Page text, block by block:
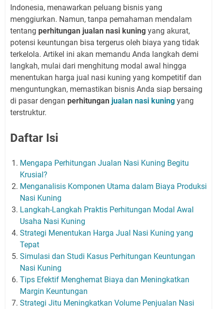
Indonesia, menawarkan peluang bisnis yang
menggiurkan. Namun, tanpa pemahaman mendalam
tentang perhitungan jualan nasi kuning yang akurat,
potensi keuntungan bisa tergerus oleh biaya yang tidak
terkelola. Artikel ini akan memandu Anda langkah demi
langkah, mulai dari menghitung modal awal hingga
menentukan harga jual nasi kuning yang kompetitif dan
menguntungkan, memastikan bisnis Anda siap bersaing
di pasar dengan perhitungan jualan nasi kuning yang
terstruktur.
Daftar Isi
Mengapa Perhitungan Jualan Nasi Kuning Begitu
Krusial?
Menganalisis Komponen Utama dalam Biaya Produksi
Nasi Kuning
Langkah-Langkah Praktis Perhitungan Modal Awal
Usaha Nasi Kuning
Strategi Menentukan Harga Jual Nasi Kuning yang
Tepat
Simulasi dan Studi Kasus Perhitungan Keuntungan
Nasi Kuning
Tips Efektif Menghemat Biaya dan Meningkatkan
Margin Keuntungan
Strategi Jitu Meningkatkan Volume Penjualan Nasi